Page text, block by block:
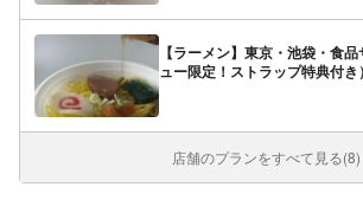
【ラーメン】東京・池袋・食
ュー限定！ストラップ特典付き）
店舗のプランをすべて見る(8)